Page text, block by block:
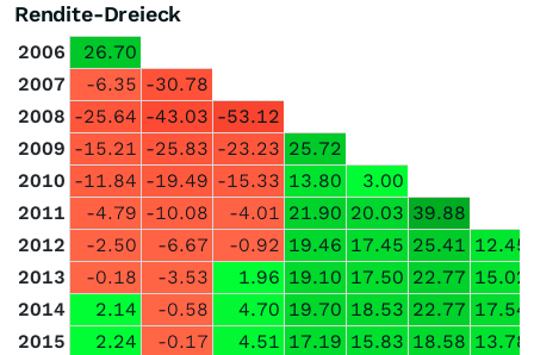
Rendite-Dreieck
2006
26.70
2007
-6.35 -30.78
2008 -25.64 -43.03 -53.12
2009 -15.21 -25.83 -23.23 25.72
2010 -11.84 -19.49 -15.33 13.80
3.00
2011
-4.79 -10.08 -4.01 21.90 20.03 39.88
2012
-2.50 -6.67 -0.92 19.46 17.45 25.41 12.45
2013
-0.18 -3.53 1.96 19.10 17.50 22.77 15.02
2014
2.14 -0.58 4.70 19.70 18.53 22.77 17.54
2015
2.24 -0.17 4.51 17.19 15.83 18.58 13.78